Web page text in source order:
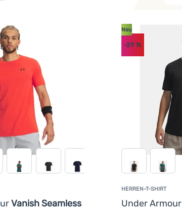
Vanish Seamless
HERREN-T-SHIRT
Under Armour
Neu
-29 %